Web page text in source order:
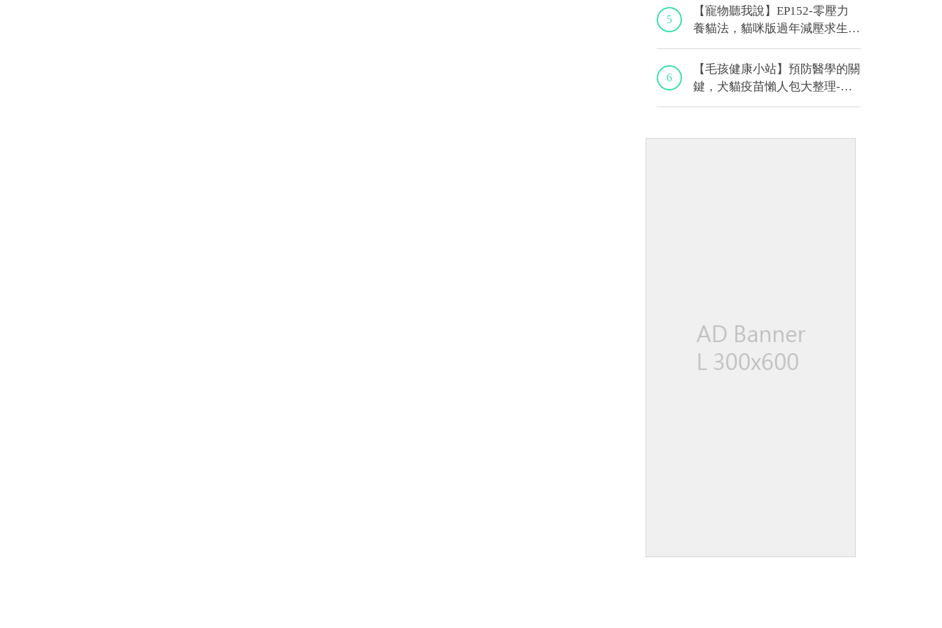
5
【寵物聽我說】EP152-零壓力
養貓法，貓咪版過年減壓求生
術！｜專業獸醫—黃偉珍
6
【毛孩健康小站】預防醫學的關
鍵，犬貓疫苗懶人包大整理-上
集｜程若芷獸醫師